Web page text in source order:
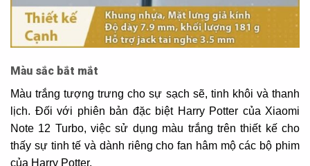
Màu sắc bắt mắt
Màu trắng tượng trưng cho sự sạch sẽ, tinh khôi và thanh
lịch. Đối với phiên bản đặc biệt Harry Potter của Xiaomi
Note 12 Turbo, việc sử dụng màu trắng trên thiết kế cho
thấy sự tinh tế và dành riêng cho fan hâm mộ các bộ phim
của Harry Potter.